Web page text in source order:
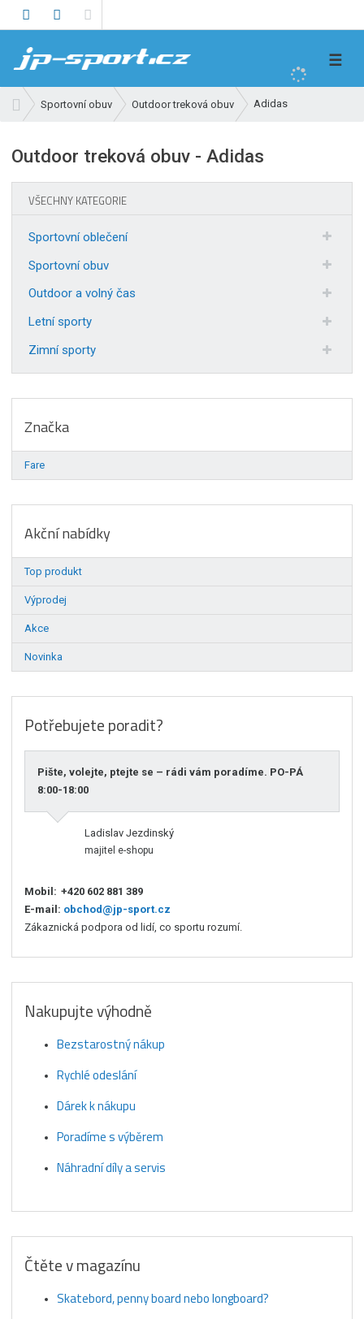
a
☰
v
d
Sportovní obuv Outdoor treková obuv Adidas
Outdoor treková obuv - Adidas
VŠECHNY KATEGORIE
Sportovní oblečení
Sportovní obuv
Outdoor a volný čas
Letní sporty
Zimní sporty
Značka
Fare
Akční nabídky
Top produkt
Výprodej
Akce
Novinka
Potřebujete poradit?
Pište, volejte, ptejte se – rádi vám poradíme. PO-PÁ
8:00-18:00
Ladislav Jezdinský
majitel e-shopu
Mobil: +420 602 881 389
E-mail: obchod@jp-sport.cz
Zákaznická podpora od lidí, co sportu rozumí.
Nakupujte výhodně
Bezstarostný nákup
Rychlé odeslání
Dárek k nákupu
Poradíme s výběrem
Náhradní díly a servis
Čtěte v magazínu
Skatebord, penny board nebo longboard?